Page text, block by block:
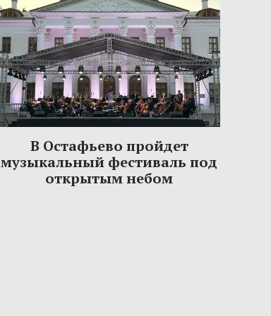
В Остафьево пройдет
музыкальный фестиваль под
открытым небом